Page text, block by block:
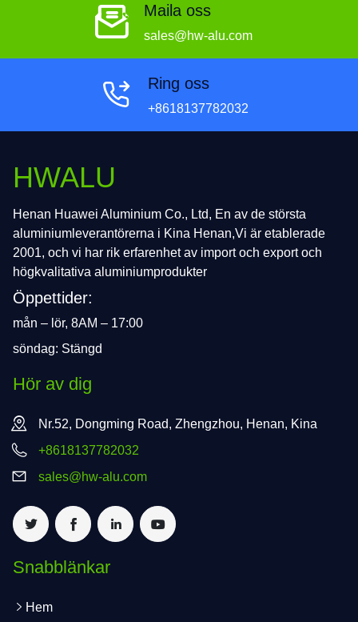
Maila oss
sales@hw-alu.com
Ring oss
+8618137782032
HWALU
Henan Huawei Aluminium Co., Ltd, En av de största
aluminiumleverantörerna i Kina Henan,Vi är etablerade
2001, och vi har rik erfarenhet av import och export och
högkvalitativa aluminiumprodukter
Öppettider:
mån – lör, 8AM – 17:00
söndag: Stängd
Hör av dig
Nr.52, Dongming Road, Zhengzhou, Henan, Kina
+8618137782032
sales@hw-alu.com
Snabblänkar
Hem